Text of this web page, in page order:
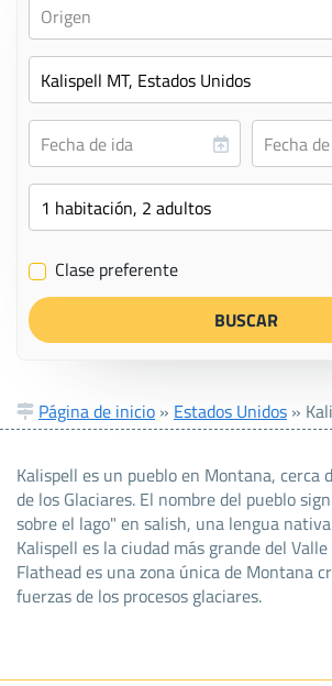
✔ Clase preferente
Página de inicio » Estados Unidos »
Kalispell es un pueblo en Montana, cerca
de los Glaciares. El nombre del pueblo
sobre el lago" en salish, una lengua
Kalispell es la ciudad más grande del
Flathead es una zona única de Montana
fuerzas de los procesos glaciares.